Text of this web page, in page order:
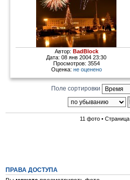
Автор: BadBlock
Дата: 08 янв 2004 23:30
Просмотров: 3554
Оценка: не оценено
Поле сортировки
11 фото • Страница
ПРАВА ДОСТУПА